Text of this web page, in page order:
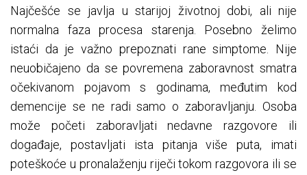
Najčešće se javlja u starijoj životnoj dobi, ali nije
normalna faza procesa starenja. Posebno želimo
istaći da je važno prepoznati rane simptome. Nije
neuobičajeno da se povremena zaboravnost smatra
očekivanom pojavom s godinama, međutim kod
demencije se ne radi samo o zaboravljanju. Osoba
može početi zaboravljati nedavne razgovore ili
događaje, postavljati ista pitanja više puta, imati
poteškoće u pronalaženju riječi tokom razgovora ili se